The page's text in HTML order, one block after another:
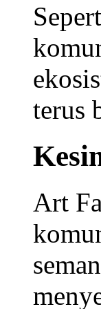
terus
Art